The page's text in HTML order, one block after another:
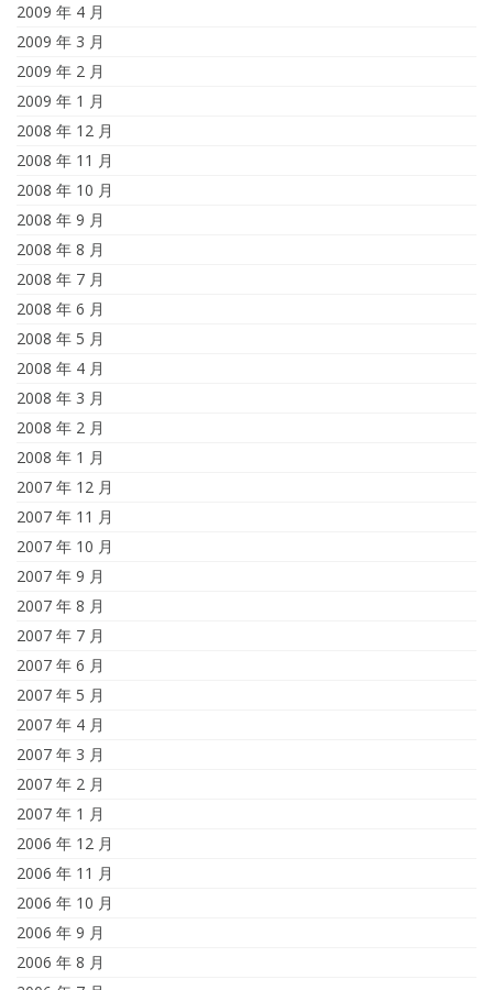
2009 年 4 月
2009 年 3 月
2009 年 2 月
2009 年 1 月
2008 年 12 月
2008 年 11 月
2008 年 10 月
2008 年 9 月
2008 年 8 月
2008 年 7 月
2008 年 6 月
2008 年 5 月
2008 年 4 月
2008 年 3 月
2008 年 2 月
2008 年 1 月
2007 年 12 月
2007 年 11 月
2007 年 10 月
2007 年 9 月
2007 年 8 月
2007 年 7 月
2007 年 6 月
2007 年 5 月
2007 年 4 月
2007 年 3 月
2007 年 2 月
2007 年 1 月
2006 年 12 月
2006 年 11 月
2006 年 10 月
2006 年 9 月
2006 年 8 月